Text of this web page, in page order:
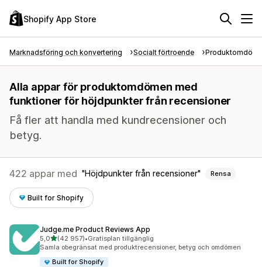
Shopify App Store
Marknadsföring och konvertering Socialt förtroende
Alla appar för produktomdömen med
funktioner för höjdpunkter från recensioner
Få fler att handla med kundrecensioner och
betyg.
422 appar med Höjdpunkter från recensioner Rensa
Built for Shopify
Judge.me Product Reviews App
5,0av 5 stjärnor
(42 957)
42957 recensioner totalt
•Gratisplan tillgänglig
Samla obegränsat med produktrecensioner, betyg och omdömen
Built for Shopify